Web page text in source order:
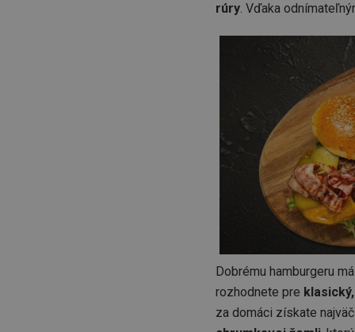
rúry. Vďaka
Dobrému hamburgeru
rozhodnete pre
za domáci získate
__cf_bm
CCMSESSID
__cf_bm
46660_fts
Názov
Názov
/Doména